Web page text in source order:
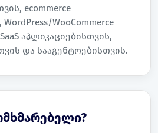
ecommerce
WooCommerce
აპლიკაციებისთვის,
და სააგენტოებისთვის.